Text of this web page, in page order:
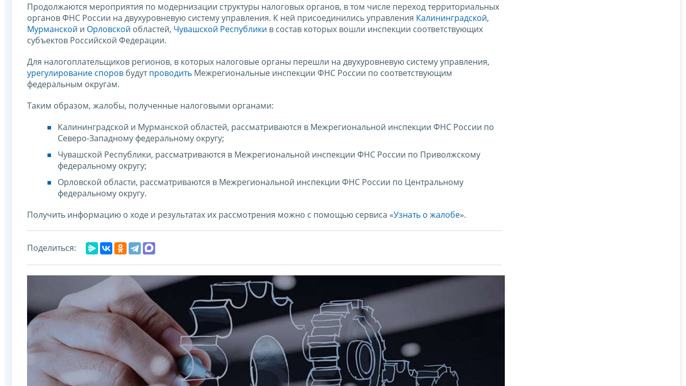
Продолжаются мероприятия по модернизации структуры налоговых органов, в том числе переход территориальных
органов ФНС России на двухуровневую систему управления. К ней присоединились управления Калининградской,
Мурманской и Орловской областей, Чувашской Республики в состав которых вошли инспекции соответствующих
субъектов Российской Федерации.
Для налогоплательщиков регионов, в которых налоговые органы перешли на двухуровневую систему управления,
урегулирование споров будутпроводить Межрегиональные инспекции ФНС России по соответствующим
федеральным округам.
Таким образом, жалобы, полученные налоговыми органами:
Калининградской и Мурманской областей, рассматриваются в Межрегиональной инспекции ФНС России по
Северо-Западному федеральному округу;
Чувашской Республики, рассматриваются в Межрегиональной инспекции ФНС России по Приволжскому
федеральному округу;
Орловской области, рассматриваются в Межрегиональной инспекции ФНС России по Центральному
федеральному округу.
Получить информацию о ходе и результатах их рассмотрения можно с помощью сервиса «Узнать о жалобе».
Поделиться: